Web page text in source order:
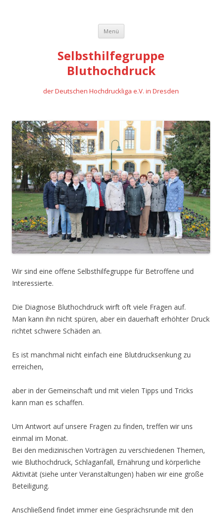
Menü Springe
Inhalt
Selbsthilfegruppe
Bluthochdruck
der Deutschen Hochdruckliga e.V. in Dresden
Wir sind eine offene Selbsthilfegruppe für Betroffene und
Interessierte.
Die Diagnose Bluthochdruck wirft oft viele Fragen auf.
Man kann ihn nicht spüren, aber ein dauerhaft erhöhter Druck
richtet schwere Schäden an.
Es ist manchmal nicht einfach eine Blutdrucksenkung zu
erreichen,
aber in der Gemeinschaft und mit vielen Tipps und Tricks
kann man es schaffen.
Um Antwort auf unsere Fragen zu finden, treffen wir uns
einmal im Monat.
Bei den medizinischen Vorträgen zu verschiedenen Themen,
wie Bluthochdruck, Schlaganfall, Ernährung und körperliche
Aktivität (siehe unter Veranstaltungen) haben wir eine große
Beteiligung.
Anschließend findet immer eine Gesprächsrunde mit den